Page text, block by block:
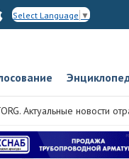
Select Language ▼
Актуальные новости